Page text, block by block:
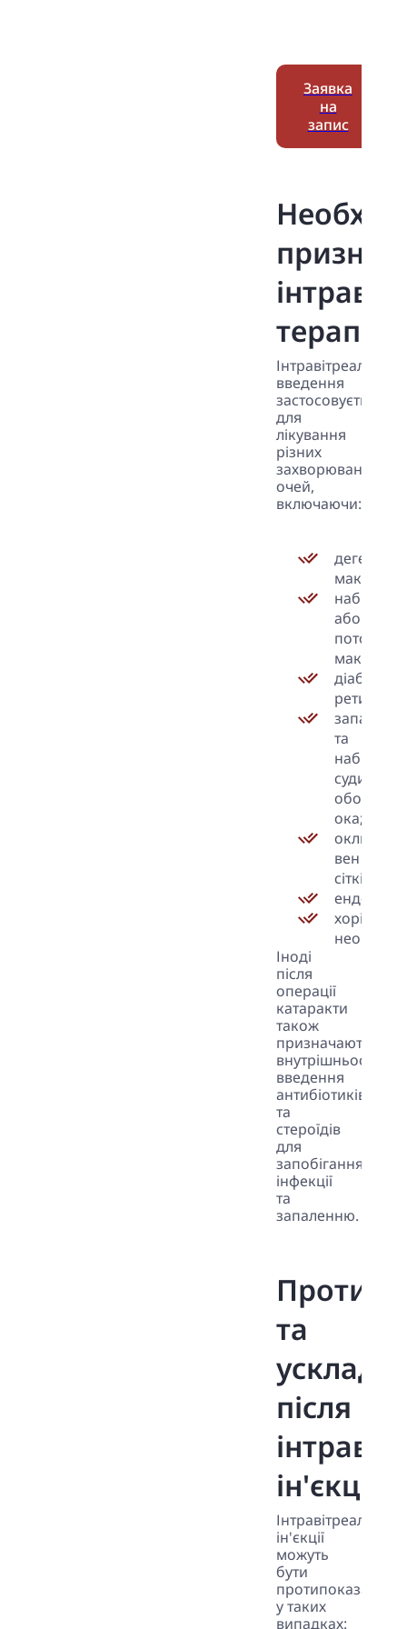
Заявка
на
запис
терапії
Інтравітреальне
введення
застосовується
для
лікування
різних
захворювань
очей,
включаючи:
макули;
або
макули;
та
судинної
оболонки
ока;
оклюзію
вен
сітківки;
Іноді
після
операції
катаракти
також
призначають
внутрішньоочне
введення
антибіотиків
та
стероїдів
для
запобігання
інфекції
та
запаленню.
та
після
ін'єкцій
Інтравітреальні
ін'єкції
можуть
бути
протипоказані
у таких
випадках: